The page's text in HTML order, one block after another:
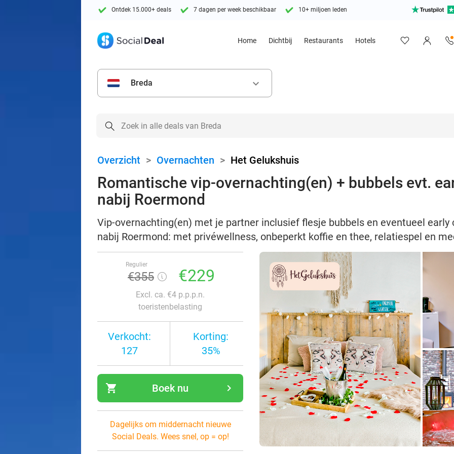
Ontdek 15.000+ deals 7 dagen per week beschikbaar 10+ miljoen leden
Home Dichtbij Restaurants Hotels
Breda keyboard_arrow_down
Overzicht > Overnachten > Het Gelukshuis
Romantische vip-overnachting(en) + bubbels evt.
nabij Roermond
Vip-overnachting(en) met je partner inclusief flesje bubbels en eventueel early
nabij Roermond: met privéwellness, onbeperkt koffie en thee, relatiespel en
Regulier
€355 €229
Excl. ca. €4 p.p.p.n.
toeristenbelasting
Verkocht:
127
Korting:
35%
shopping_cart navigate_next
Boek nu
Dagelijks om middernacht nieuwe
Social Deals. Wees snel, op = op!